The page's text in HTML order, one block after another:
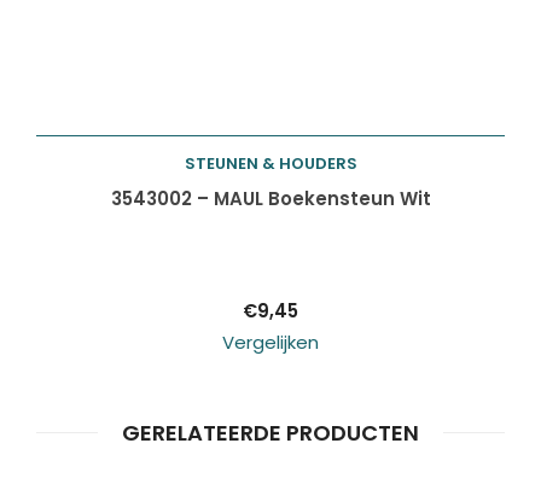
Toevoegen aan
STEUNEN & HOUDERS
3543002 – MAUL Boekensteun Wit
€9,45
Vergelijken
GERELATEERDE PRODUCTEN